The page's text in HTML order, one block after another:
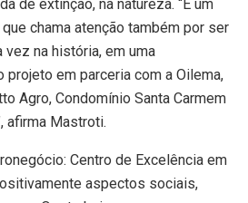
de extinção, na natureza. “É um
chama atenção também por ser
na história, em uma
projeto em parceria com a Oilema,
Agro, Condomínio Santa Carmem
afirma Mastroti.
Centro de Excelência em
aspectos sociais,